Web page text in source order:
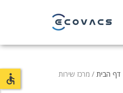
דף הבית / מרכז שירות